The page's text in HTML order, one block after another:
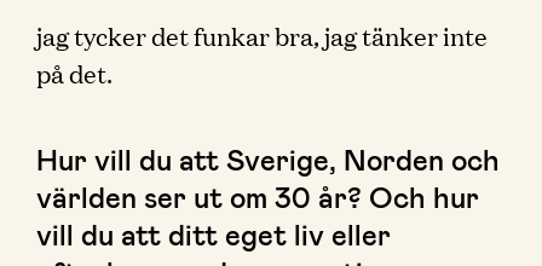
jag tycker det funkar bra, jag tänker inte
på det.
Hur vill du att Sverige, Norden och
världen ser ut om 30 år? Och hur
vill du att ditt eget liv eller